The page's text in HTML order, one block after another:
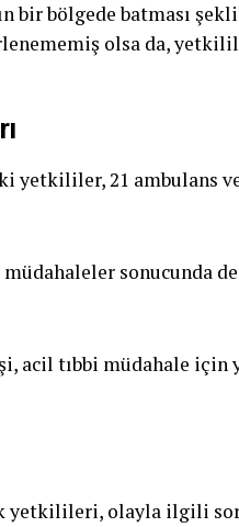
bir bölgede batması
olsa da,
yetkililer, 21 ambulans
sonucunda
acil tıbbi müdahale için
yetkilileri, olayla ilgili